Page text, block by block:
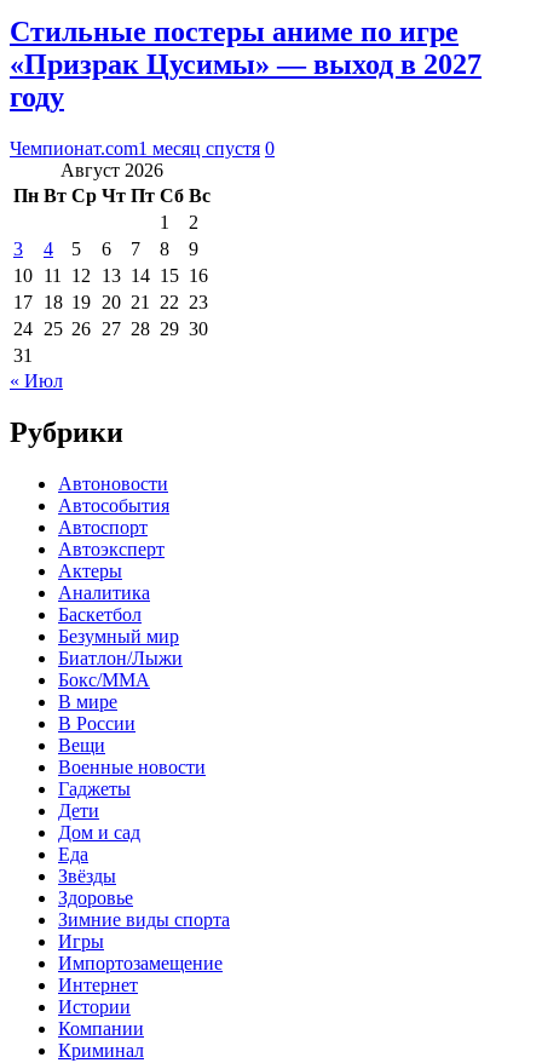
Стильные постеры аниме по игре
«Призрак Цусимы» — выход в 2027
году
Чемпионат.com1 месяц спустя 0
Август 2026
Пн Вт Ср Чт Пт Сб Вс
1
2
3
4 5 6 7 8
9
10 11 12 13 14 15 16
17 18 19 20 21 22 23
24 25 26 27 28 29 30
31
« Июл
Рубрики
Автоновости
Автособытия
Автоспорт
Автоэксперт
Актеры
Аналитика
Баскетбол
Безумный мир
Биатлон/Лыжи
Бокс/MMA
В мире
В России
Вещи
Военные новости
Гаджеты
Дети
Дом и сад
Еда
Звёзды
Здоровье
Зимние виды спорта
Игры
Импортозамещение
Интернет
Истории
Компании
Криминал